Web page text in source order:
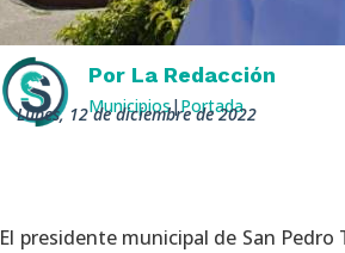
Por La Redacción
Municipios|Portada
lunes, 12 de diciembre de 2022
El presidente municipal de San